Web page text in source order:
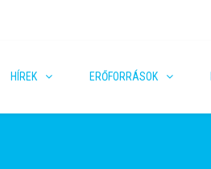
HÍREK ERŐFORRÁSOK